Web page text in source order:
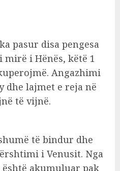
pasur disa pengesa
i Hënës, këtë 1
Angazhimi
dhe lajmet e reja në
të vijnë.
të bindur dhe
i Venusit. Nga
akumuluar pak